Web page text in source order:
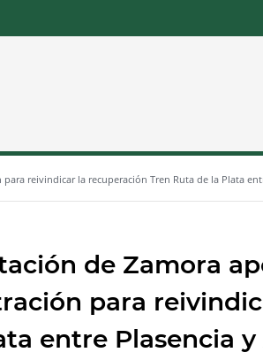
reivindicar la recuperación Tren Ruta de la Plata
de Zamora
para
entre Plasencia